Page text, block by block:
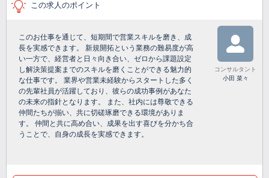
この求人のポイント
このお仕事を通じて、短期間で営業スキルを磨き、成
長を実感できます。 新規開拓という業務の難易度が高
い一方で、経営者と日々向き合い、ゼロから課題設定
し解決策提案までのスキルを磨くことができる魅力的
な仕事です。 業界や営業未経験からスタートした多く
の先輩社員が活躍しており、彼らの成功事例があなた
の未来の指針となります。 また、社内には尊敬できる
仲間たちが揃い、共に切磋琢磨できる環境がありま
す。 仲間と共に高め合い、成果を出す喜びを分かち合
うことで、自身の成長を実感できます。
コンサルタント
小田 菜々